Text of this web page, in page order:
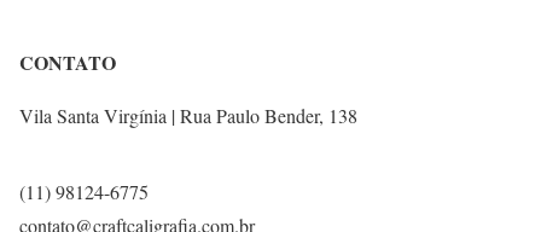
CONTATO
Vila Santa Virgínia | Rua Paulo Bender, 138
(11) 98124-6775
contato@craftcaligrafia.com.br